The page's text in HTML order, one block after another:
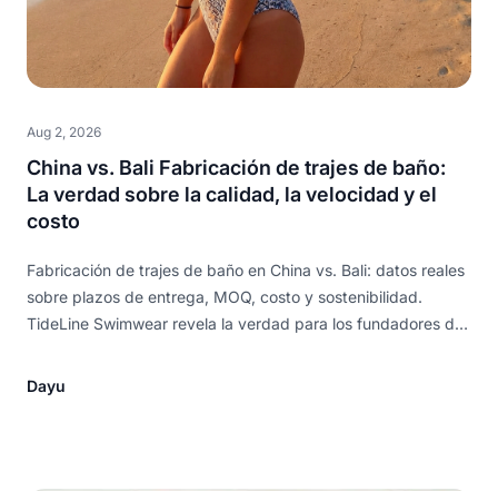
Aug 2, 2026
China vs. Bali Fabricación de trajes de baño:
La verdad sobre la calidad, la velocidad y el
costo
Fabricación de trajes de baño en China vs. Bali: datos reales
sobre plazos de entrega, MOQ, costo y sostenibilidad.
TideLine Swimwear revela la verdad para los fundadores de
Dayu